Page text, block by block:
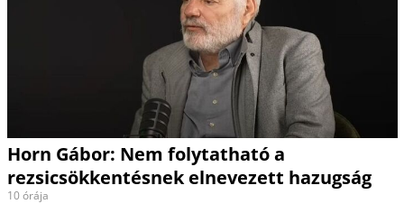
Horn Gábor: Nem folytatható a
rezsicsökkentésnek elnevezett hazugság
10 órája